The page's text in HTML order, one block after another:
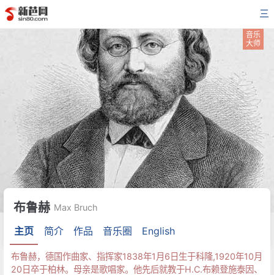
三
音乐
大师
布鲁赫 Max Bruch
主页 简介 作品 音乐圈 English
布鲁赫，德国作曲家、指挥家1838年1月6日生于科隆,1920年10月
20日卒于柏林。母亲是歌唱家。他先后就教于H.C.布赖登施泰因、